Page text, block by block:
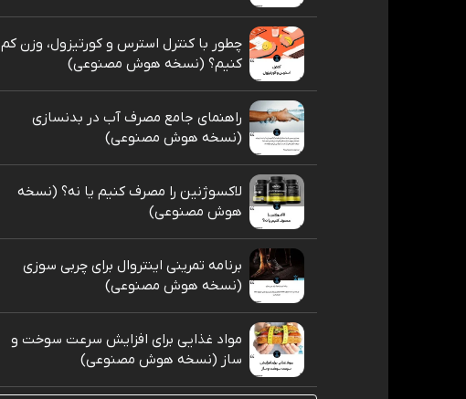
چطور با کنترل استرس و کورتیزول، وزن کم
کنیم؟ (نسخه هوش مصنوعی)
راهنمای جامع مصرف آب در بدنسازی
(نسخه هوش مصنوعی)
لاکسوژنین را مصرف کنیم یا نه؟ (نسخه
هوش مصنوعی)
برنامه تمرینی اینتروال برای چربی سوزی
(نسخه هوش مصنوعی)
مواد غذایی برای افزایش سرعت سوخت و
ساز (نسخه هوش مصنوعی)